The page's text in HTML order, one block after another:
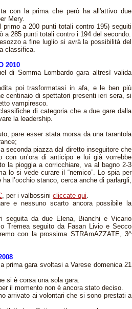
con la prima che però ha all'attivo due
Mery.
a 200 punti totali contro 195) seguiti
a 285 punti totali contro i 194 del secondo.
a fine luglio si avrà la possibilità del
classifica.
2010
di Somma Lombardo gara altresì valida
poi trasformatasi in afa, e le ben più
centinaio di spettatori presenti ieri sera, si
vampiresco.
di categoria che a due gare dalla
la leadership.
pare esser stata morsa da una tarantola
seconda piazza dal diretto inseguitore che
un’ora di anticipo e lui già vorrebbe
la pioggia a corricchiare, va al bagno 2-3
lo si vede curare il “nemico”. Lo spia per
l’occhio stanco, cerca anche di parlargli,
, per i valbossini cliccate qui.
e nessuno scarto ancora possibile la
seguita da due Elena, Bianchi e Vicario
Tremea seguito da Fasan Livio e Secco
con la prossima STRAmAZZATE, 3^
prima gara svoltasi a Varese domenica 21
si è corsa una sola gara.
il momento non è ancora stato deciso.
arrivato ai volontari che si sono prestati a